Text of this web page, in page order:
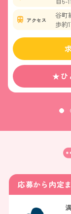
アクセス
谷町
歩約
★ひ
応募から内定